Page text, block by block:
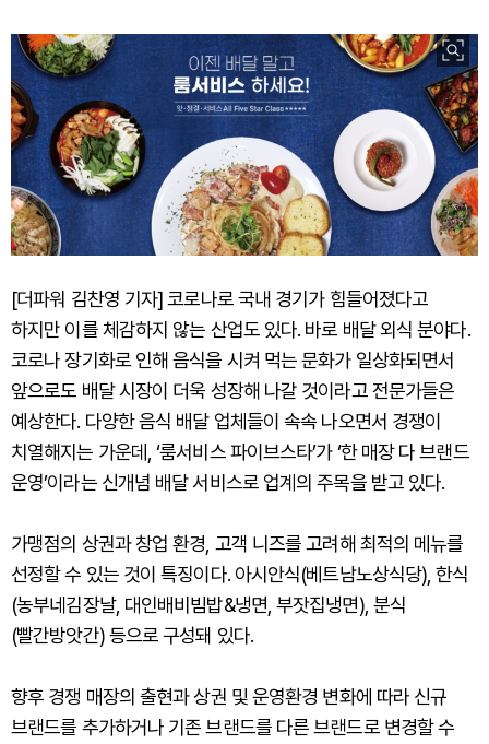
[더파워 김찬영 기자] 코로나로 국내 경기가 힘들어졌다고
하지만 이를 체감하지 않는 산업도 있다. 바로 배달 외식 분야다.
코로나 장기화로 인해 음식을 시켜 먹는 문화가 일상화되면서
앞으로도 배달 시장이 더욱 성장해 나갈 것이라고 전문가들은
예상한다. 다양한 음식 배달 업체들이 속속 나오면서 경쟁이
치열해지는 가운데, ‘룸서비스 파이브스타’가 ‘한 매장 다 브랜드
운영’이라는 신개념 배달 서비스로 업계의 주목을 받고 있다.
가맹점의 상권과 창업 환경, 고객 니즈를 고려해 최적의 메뉴를
선정할 수 있는 것이 특징이다. 아시안식(베트남노상식당), 한식
(농부네김장날, 대인배비빔밥&냉면, 부잣집냉면), 분식
(빨간방앗간) 등으로 구성돼 있다.
향후 경쟁 매장의 출현과 상권 및 운영환경 변화에 따라 신규
브랜드를 추가하거나 기존 브랜드를 다른 브랜드로 변경할 수